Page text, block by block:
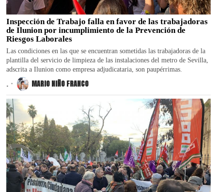
Inspección de Trabajo falla en favor de las trabajadoras
de Ilunion por incumplimiento de la Prevención de
Riesgos Laborales
Las condiciones en las que se encuentran sometidas las trabajadoras de la
plantilla del servicio de limpieza de las instalaciones del metro de Sevilla,
adscrita a Ilunion como empresa adjudicataria, son paupérrimas.
. MARIO NIÑO FRANCO